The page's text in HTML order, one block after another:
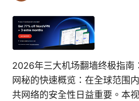
2026年三大机场翻墙终极指南
网秘的快速概览：在全球范围
共网络的安全性日益重要。本